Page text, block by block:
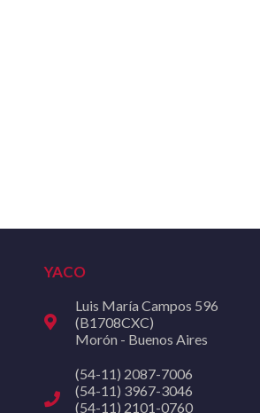
YACO
Luis María Campos 596
(B1708CXC)
Morón - Buenos Aires
(54-11) 2087-7006
(54-11) 3967-3046
(54-11) 2101-0760